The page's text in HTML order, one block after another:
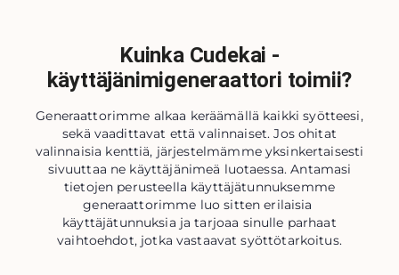
Kuinka Cudekai -
käyttäjänimigeneraattori toimii?
Generaattorimme alkaa keräämällä kaikki syötteesi,
sekä vaadittavat että valinnaiset. Jos ohitat
valinnaisia ​​kenttiä, järjestelmämme yksinkertaisesti
sivuuttaa ne käyttäjänimeä luotaessa. Antamasi
tietojen perusteella käyttäjätunnuksemme
generaattorimme luo sitten erilaisia ​​
käyttäjätunnuksia ja tarjoaa sinulle parhaat
vaihtoehdot, jotka vastaavat syöttötarkoitus.